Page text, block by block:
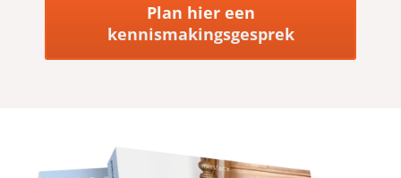
Plan hier een
kennismakingsgesprek